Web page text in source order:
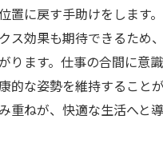
置に戻す手助けをします
ス効果も期待できるため
ります。仕事の合間に意
的な姿勢を維持することが
重ねが、快適な生活へと